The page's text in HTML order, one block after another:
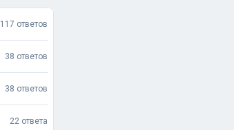
117 ответов
38 ответов
38 ответов
22 ответа